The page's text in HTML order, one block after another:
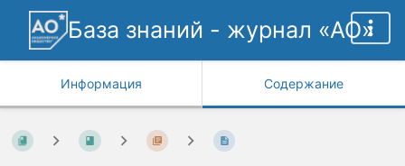
База знаний - журнал «АО»
Информация Содержание